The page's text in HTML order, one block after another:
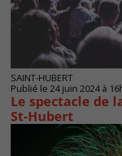
SAINT-HUBERT
Publié le 24 juin 2024 à
Le spectacle de
St-Hubert